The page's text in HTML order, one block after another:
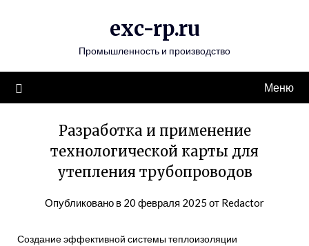
exc-rp.ru
Промышленность и производство
Меню
Разработка и применение
технологической карты для
утепления трубопроводов
Опубликовано в 20 февраля 2025 от Redactor
Создание эффективной системы теплоизоляции